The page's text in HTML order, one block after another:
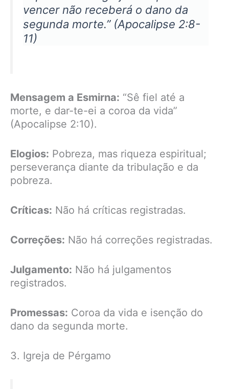
vencer não receberá o dano da
segunda morte.” (Apocalipse 2:8-
11)
Mensagem a Esmirna: “Sê fiel até a
morte, e dar-te-ei a coroa da vida”
(Apocalipse 2:10).
Elogios: Pobreza, mas riqueza espiritual;
perseverança diante da tribulação e da
pobreza.
Críticas: Não há críticas registradas.
Correções: Não há correções registradas.
Julgamento: Não há julgamentos
registrados.
Promessas: Coroa da vida e isenção do
dano da segunda morte.
3. Igreja de Pérgamo